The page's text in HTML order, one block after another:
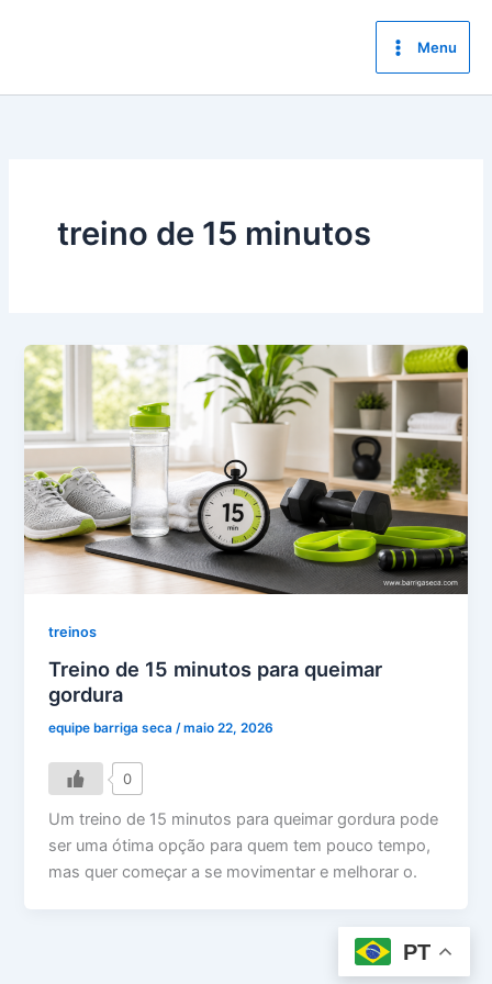
conteúdo
Menu
treino de 15 minutos
treinos
Treino de 15 minutos para queimar
gordura
equipe barriga seca/maio 22, 2026
0
Um treino de 15 minutos para queimar gordura pode
ser uma ótima opção para quem tem pouco tempo,
mas quer começar a se movimentar e melhorar o.
PT